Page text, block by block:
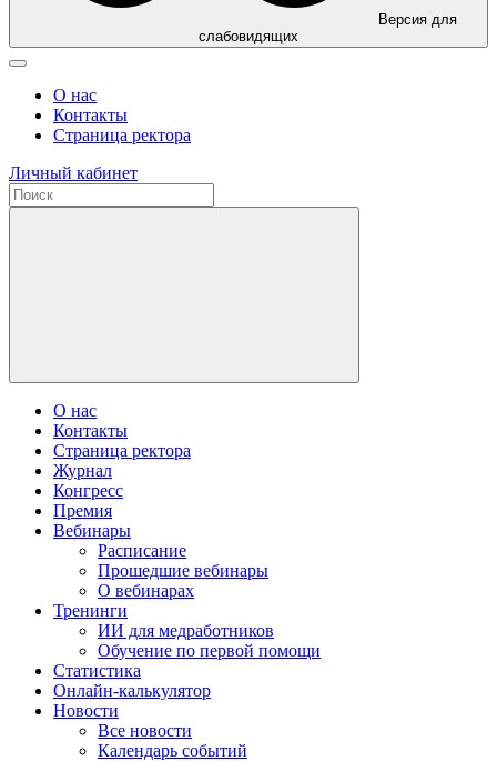
Версия для
слабовидящих
О нас
Контакты
Страница ректора
Личный кабинет
О нас
Контакты
Страница ректора
Журнал
Конгресс
Премия
Вебинары
Расписание
Прошедшие вебинары
О вебинарах
Тренинги
ИИ для медработников
Обучение по первой помощи
Статистика
Онлайн-калькулятор
Новости
Все новости
Календарь событий